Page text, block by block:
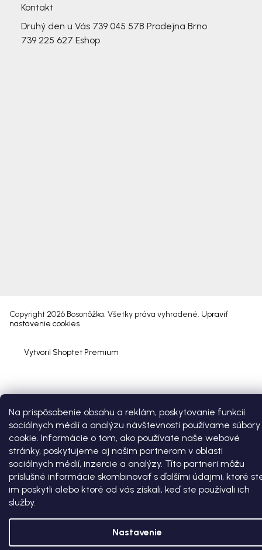
Na prispôsobenie obsahu a reklám, poskytovanie funkcií
sociálnych médií a analýzu návštevnosti používame súbory
cookie. Informácie o tom, ako používate naše webové
stránky, poskytujeme aj našim partnerom v oblasti
sociálnych médií, inzercie a analýzy. Títo partneri môžu
príslušné informácie skombinovať s ďalšími údajmi, ktoré
im poskytli alebo ktoré od vás získali, keď ste používali ich
služby.
Nastavenie
Kontakt
Druhý den u Vás 739 045 578 Prodejna Brno
739 225 627 Eshop
Vytvoril Shoptet Premium
Copyright 2026 Bosonôžka. Všetky práva vyhradené. Upraviť
nastavenie cookies